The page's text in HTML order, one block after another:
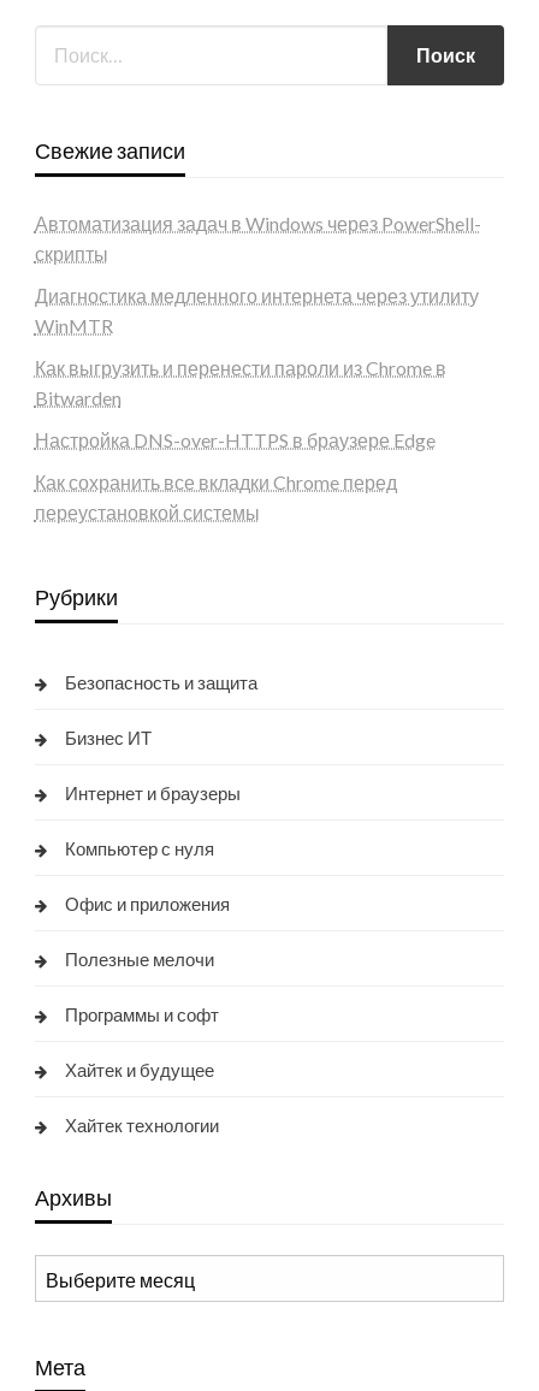
Свежие записи
Автоматизация задач в Windows через PowerShell-
скрипты
Диагностика медленного интернета через утилиту
WinMTR
Как выгрузить и перенести пароли из Chrome в
Bitwarden
Настройка DNS-over-HTTPS в браузере Edge
Как сохранить все вкладки Chrome перед
переустановкой системы
Рубрики
Безопасность и защита
Бизнес ИТ
Интернет и браузеры
Компьютер с нуля
Офис и приложения
Полезные мелочи
Программы и софт
Хайтек и будущее
Хайтек технологии
Архивы
Архивы
Мета